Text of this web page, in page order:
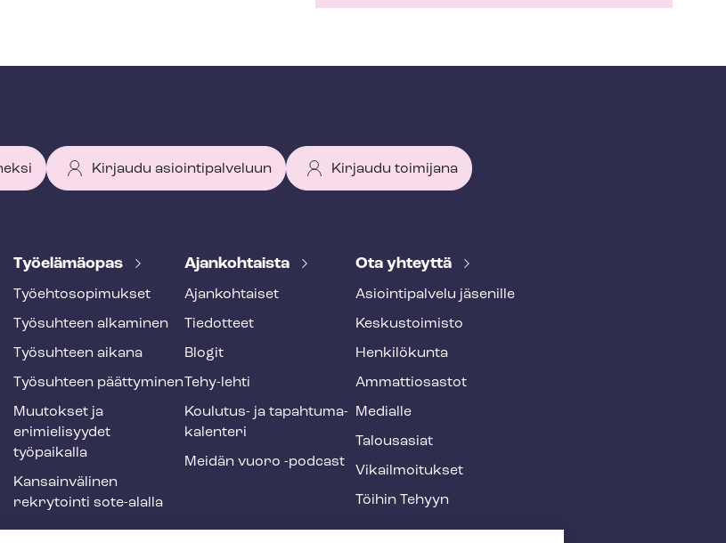
Kirjaudu asiointipalveluun Kirjaudu toimijana
Työelämäopas
Työ­eh­to­so­pi­muk­set
Työsuhteen alkaminen
Työsuhteen aikana
Työsuhteen päättyminen
Muutokset ja
erimielisyydet
työpaikalla
Kansainvälinen
rekrytointi sote-alalla
Ajankohtaista
Ajankohtaiset
Tiedotteet
Blogit
Tehy-lehti
Koulutus- ja ta­pah­tu­ma­
ka­len­te­ri
Meidän vuoro -podcast
Ota yhteyttä
Asioin­ti­pal­ve­lu jäsenille
Keskustoimisto
Henkilökunta
Ammattiosastot
Medialle
Talousasiat
Vi­kail­moi­tuk­set
Töihin Tehyyn